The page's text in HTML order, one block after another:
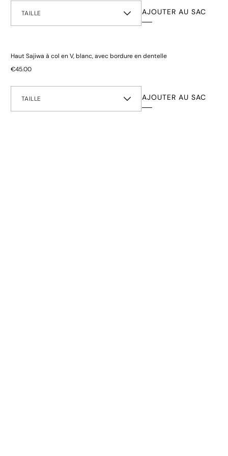
l'Autriche, la Belgique, la France, l'Italie, les Pays-Bas et
options de livraison
à notre entrepôt centralisé dans l'UE
TAILLE AJOUTER AU SAC
Haut Sajiwa à col en V, blanc, avec bordure en dentelle
€45.00
TAILLE AJOUTER AU SAC